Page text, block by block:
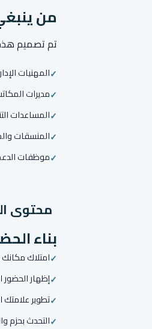
من
تم تصميم
المهنيات
مديرات
المساعدات
المنسقات
موظفات
محتوى
بناء
امتلاك
إظهار
تطوير علامتك
التحدث بحزم